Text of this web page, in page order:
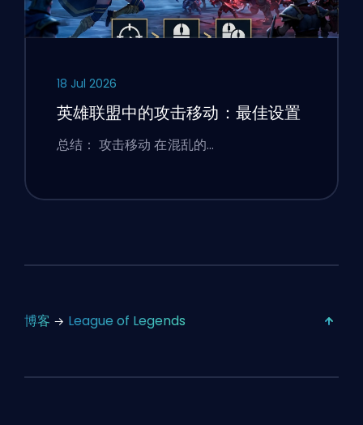
18 Jul 2026
英雄联盟中的攻击移动：最佳设置
总结： 攻击移动 在混乱的…
博客 League of Legends